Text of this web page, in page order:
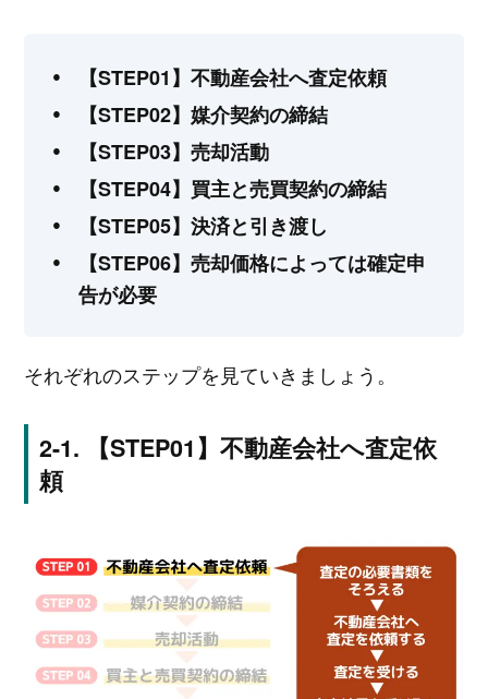
【STEP01】不動産会社へ査定依頼
【STEP02】媒介契約の締結
【STEP03】売却活動
【STEP04】買主と売買契約の締結
【STEP05】決済と引き渡し
【STEP06】売却価格によっては確定申
告が必要
それぞれのステップを見ていきましょう。
【STEP01】不動産会社へ査定依
頼